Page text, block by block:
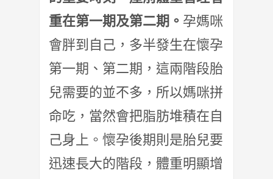
重在第一期及第二期。 孕媽咪
會胖到自己， 多半發生在懷孕
第一期、第二期，這兩階段胎
兒需要的並不多， 所以媽咪拼
命吃，當然會把脂肪堆積在自
己身上。 懷孕後期則是胎兒要
迅速長大的階段，體重明顯增